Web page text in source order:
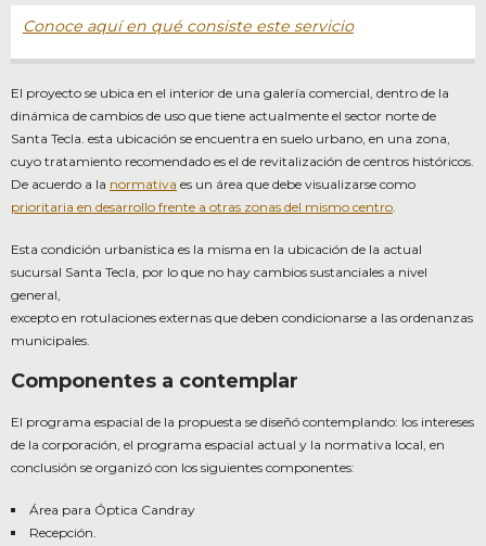
Conoce aquí en qué consiste este servicio
El proyecto se ubica en el interior de una galería comercial, dentro de la
dinámica de cambios de uso que tiene actualmente el sector norte de
Santa Tecla. esta ubicación se encuentra en suelo urbano, en una zona,
cuyo tratamiento recomendado es el de revitalización de centros históricos.
De acuerdo a la normativa es un área que debe visualizarse como
prioritaria en desarrollo frente a otras zonas del mismo centro.
Esta condición urbanística es la misma en la ubicación de la actual
sucursal Santa Tecla, por lo que no hay cambios sustanciales a nivel
general,
excepto en rotulaciones externas que deben condicionarse a las ordenanzas
municipales.
Componentes a contemplar
El programa espacial de la propuesta se diseñó contemplando: los intereses
de la corporación, el programa espacial actual y la normativa local, en
conclusión se organizó con los siguientes componentes:
Área para Óptica Candray
Recepción.